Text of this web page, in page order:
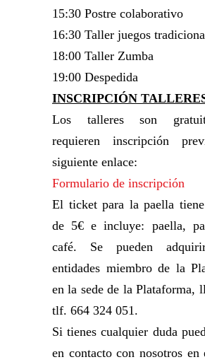
15:30 Postre colaborativo
16:30 Taller juegos
18:00 Taller Zumba
19:00 Despedida
INSCRIPCIÓN
Los talleres son
requieren inscripción
siguiente enlace:
Formulario de inscripción
El ticket para la paella
de 5€ e incluye: paella,
café. Se pueden
entidades miembro de la
en la sede de la Plataforma,
tlf. 664 324 051.
Si tienes cualquier duda
en contacto con nosotros en